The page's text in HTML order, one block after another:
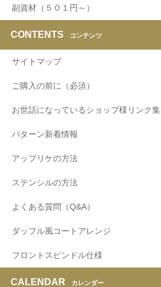
副資材（５０１円～）
CONTENTS コンテンツ
サイトマップ
ご購入の前に（必須）
お世話になっているショップ様リンク集
パターン新着情報
アップリケの方法
ステンシルの方法
よくある質問（Q&A）
ダッフル風コートアレンジ
フロントスピンドル仕様
CALENDAR カレンダー